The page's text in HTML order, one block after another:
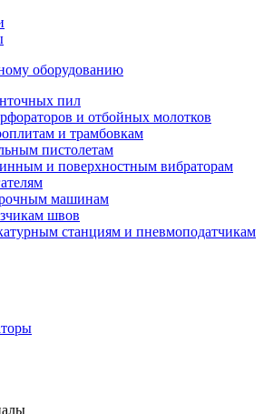
оборудованию
пил
и отбойных молотков
и трамбовкам
пистолетам
и поверхностным вибраторам
машинам
швов
станциям и пневмоподатчикам